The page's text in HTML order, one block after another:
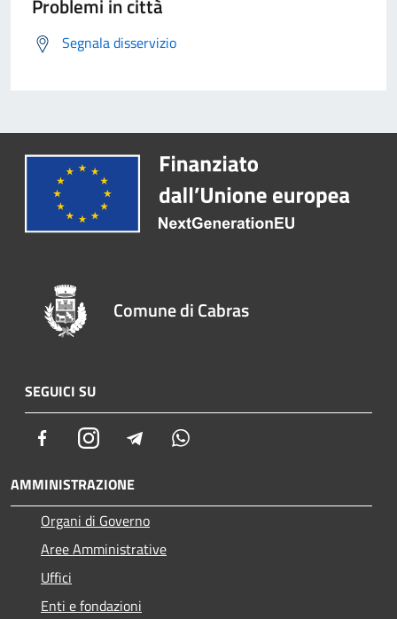
Problemi in città
Segnala disservizio
Comune di Cabras
SEGUICI SU
FacebookInstagram Telegram
AMMINISTRAZIONE
Organi di Governo
Aree Amministrative
Uffici
Enti e fondazioni